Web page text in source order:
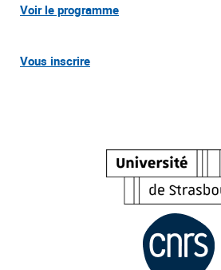
Voir le programme
Vous inscrire